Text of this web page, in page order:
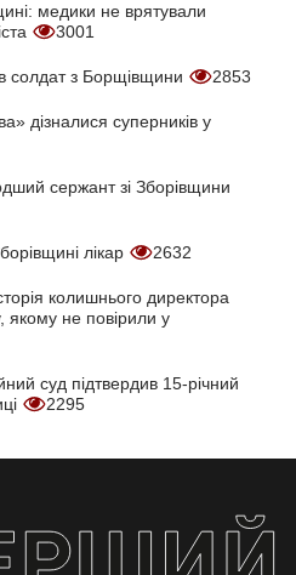
медики не врятували
3001
солдат з Борщівщини 2853
дізналися суперників у
сержант зі Зборівщини
лікар 2632
колишнього директора
якому не повірили у
суд підтвердив 15-річний
2295